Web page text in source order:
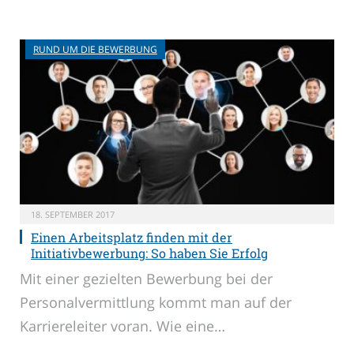
RUND UM DIE BEWERBUNG
18. SEPTEMBER 2017
Einen Arbeitsplatz finden mit der
Initiativbewerbung: So haben Sie Erfolg
Mit einer gezielten Bewerbung bei der
Personalvermittlung kommt man auf der
Karriereleiter voran. Wie eine…